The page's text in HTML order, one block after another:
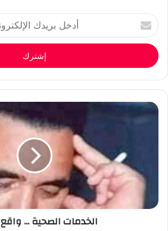
أدخل
بريدك
الإلكتروني
الخدمات الصحية ...